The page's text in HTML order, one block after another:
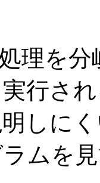
理を
行さ
しに
ムを